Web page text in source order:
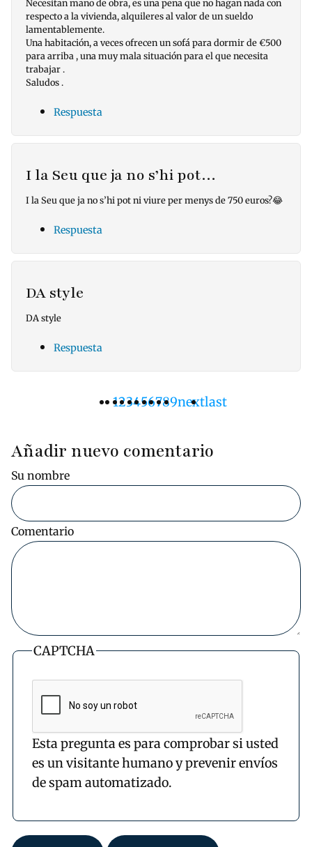
Necesitan mano de obra, es una pena que no hagan nada con
respecto a la vivienda, alquileres al valor de un sueldo
lamentablemente.
Una habitación, a veces ofrecen un sofá para dormir de €500
para arriba , una muy mala situación para el que necesita
trabajar .
Saludos .
Respuesta
I la Seu que ja no s’hi pot…
I la Seu que ja no s’hi pot ni viure per menys de 750 euros?😂
Respuesta
DA style
DA style
Respuesta
Página
1Pàgina
2Pàgina
3Pàgina
4Pàgina
5Pàgina
6Pàgina
7Pàgina
8Pàgina
9Siguiente
nextÚltima
last
Añadir nuevo comentario
Su nombre
Comentario
CAPTCHA
Esta pregunta es para comprobar si usted
es un visitante humano y prevenir envíos
de spam automatizado.